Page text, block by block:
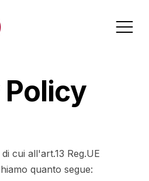
Settore
Regione
cui all'art.13 Reg.UE
quanto segue: